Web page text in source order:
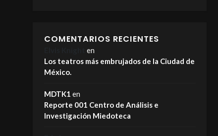
COMENTARIOS RECIENTES
en
Los teatros más embrujados de la Ciudad de
México.
MDTK1 en
Reporte 001 Centro de Análisis e
Investigación Miedoteca